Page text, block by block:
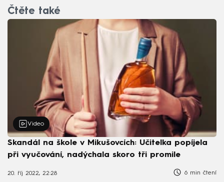
Čtěte také
Video
Skandál na škole v Mikušovcích: Učitelka popíjela
při vyučování, nadýchala skoro tři promile
20. říj 2022, 22:28 6 min čtení